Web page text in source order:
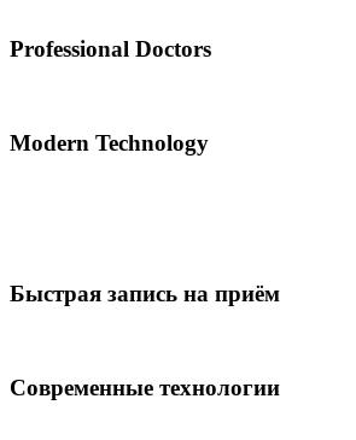
Professional Doctors
Modern Technology
Быстрая запись на приём
Современные технологии